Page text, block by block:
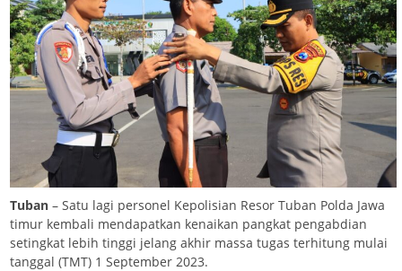
Tuban – Satu lagi personel Kepolisian Resor Tuban Polda Jawa
timur kembali mendapatkan kenaikan pangkat pengabdian
setingkat lebih tinggi jelang akhir massa tugas terhitung mulai
tanggal (TMT) 1 September 2023.